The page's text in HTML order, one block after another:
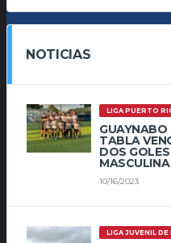
NOTICIAS
LIGA PUERTO
TABLA
DOS
MASCULINA
10/16/2023
LIGA JUVENIL